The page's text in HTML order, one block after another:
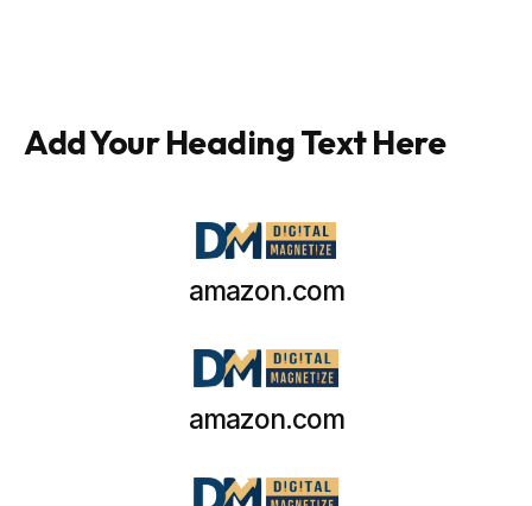
Add Your Heading Text Here
amazon.com
amazon.com